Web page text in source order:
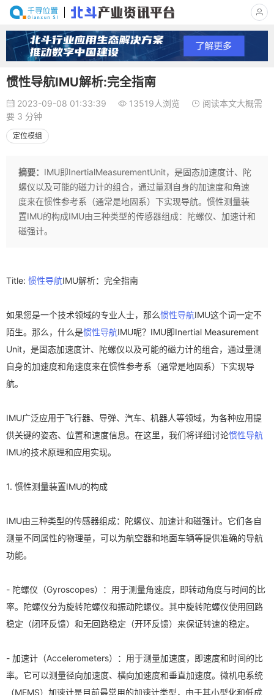
惯性导航IMU解析:完全指南
2023-09-08 01:33:39 13519人浏览
阅读本文大概需
要 3 分钟
定位模组
摘要： IMU即InertialMeasurementUnit，是固态加速度计、陀
螺仪以及可能的磁力计的组合，通过量测自身的加速度和角速
度来在惯性参考系（通常是地固系）下实现导航。惯性测量装
置IMU的构成IMU由三种类型的传感器组成：陀螺仪、加速计和
磁强计。
Title: 惯性导航IMU解析：完全指南
如果您是一个技术领域的专业人士，那么惯性导航IMU这个词一定不
陌生。那么，什么是惯性导航IMU呢？IMU即Inertial Measurement
Unit，是固态加速度计、陀螺仪以及可能的磁力计的组合，通过量测
自身的加速度和角速度来在惯性参考系（通常是地固系）下实现导
航。
IMU广泛应用于飞行器、导弹、汽车、机器人等领域，为各种应用提
供关键的姿态、位置和速度信息。在这里，我们将详细讨论惯性导航
IMU的技术原理和应用实现。
1. 惯性测量装置IMU的构成
IMU由三种类型的传感器组成：陀螺仪、加速计和磁强计。它们各自
测量不同属性的物理量，可以为航空器和地面车辆等提供准确的导航
功能。
- 陀螺仪（Gyroscopes）：用于测量角速度，即转动角度与时间的比
率。陀螺仪分为旋转陀螺仪和振动陀螺仪。其中旋转陀螺仪使用回路
稳定（闭环反馈）和无回路稳定（开环反馈）来保证转速的稳定。
- 加速计（Accelerometers）：用于测量加速度，即速度和时间的比
率。它可以测量径向加速度、横向加速度和垂直加速度。微机电系统
（MEMS）加速计是目前最常用的加速计类型，由于其小型化和低成